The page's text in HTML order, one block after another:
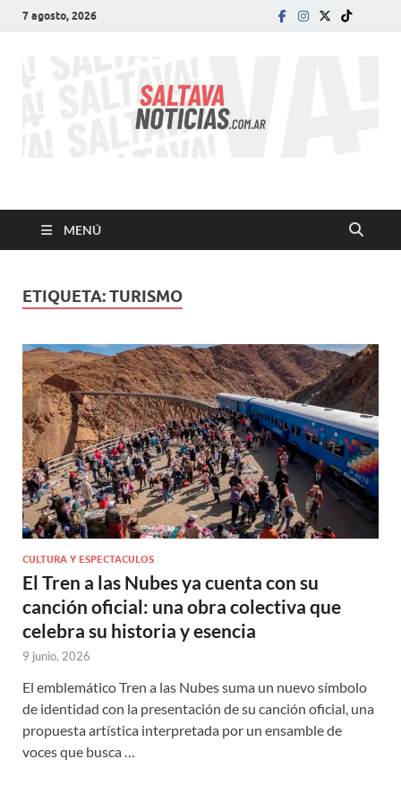
7 agosto, 2026
SALTA VA!
MENÚ
ETIQUETA:TURISMO
CULTURA Y ESPECTACULOS
El Tren a las Nubes ya cuenta con su
canción oficial: una obra colectiva que
celebra su historia y esencia
9 junio, 2026
El emblemático Tren a las Nubes suma un nuevo símbolo
de identidad con la presentación de su canción oficial, una
propuesta artística interpretada por un ensamble de
voces que busca …